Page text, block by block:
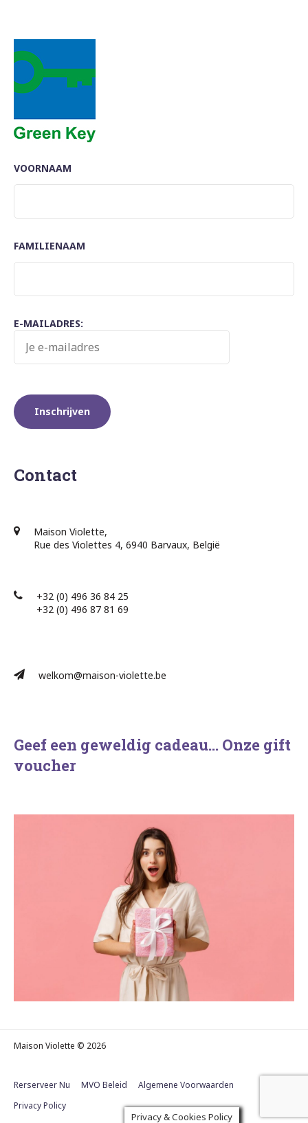
VOORNAAM
FAMILIENAAM
E-MAILADRES:
Contact
Maison Violette,
Rue des Violettes 4, 6940 Barvaux, België
+32 (0) 496 36 84 25
+32 (0) 496 87 81 69​
welkom@maison-violette.be
Geef een geweldig cadeau… Onze gift
voucher
Maison Violette © 2026
Rerserveer Nu MVO Beleid
Algemene Voorwaarden
Privacy Policy
Privacy & Cookies Policy